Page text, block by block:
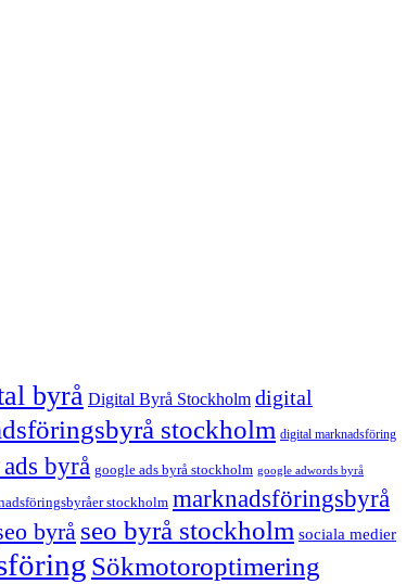
byrå Digital Byrå Stockholm digital
stockholm digital marknadsföring
byrå google ads byrå stockholm google adwords byrå
stockholm marknadsföringsbyrå
byrå seo byrå stockholm sociala medier
Sökmotoroptimering